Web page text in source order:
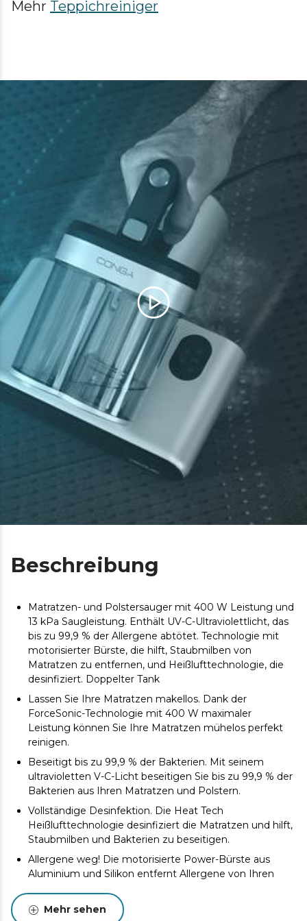
Mehr Teppichreiniger
Beschreibung
Matratzen- und Polstersauger mit 400 W Leistung und
13 kPa Saugleistung. Enthält UV-C-Ultraviolettlicht, das
bis zu 99,9 % der Allergene abtötet. Technologie mit
motorisierter Bürste, die hilft, Staubmilben von
Matratzen zu entfernen, und Heißlufttechnologie, die
desinfiziert. Doppelter Tank
Lassen Sie Ihre Matratzen makellos. Dank der
ForceSonic-Technologie mit 400 W maximaler
Leistung können Sie Ihre Matratzen mühelos perfekt
reinigen.
Beseitigt bis zu 99,9 % der Bakterien. Mit seinem
ultravioletten V-C-Licht beseitigen Sie bis zu 99,9 % der
Bakterien aus Ihren Matratzen und Polstern.
Vollständige Desinfektion. Die Heat Tech
Heißlufttechnologie desinfiziert die Matratzen und hilft,
Staubmilben und Bakterien zu beseitigen.
Allergene weg! Die motorisierte Power-Bürste aus
Aluminium und Silikon entfernt Allergene von Ihren
Er saugt den ganzen Schmutz heraus. Hohe Saugkraft
Mehr sehen